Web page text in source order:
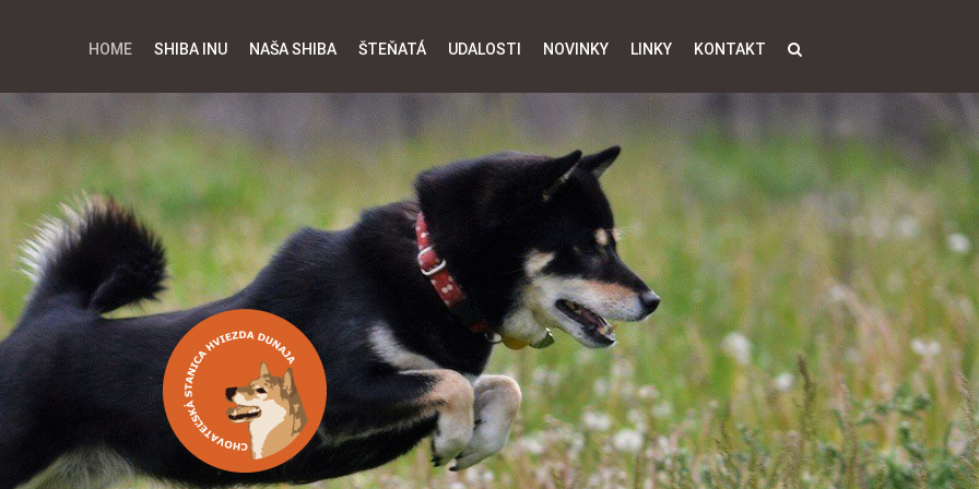
HOME SHIBA INU NAŠA SHIBA ŠTEŇATÁ UDALOSTI NOVINKY LINKY KONTAKT